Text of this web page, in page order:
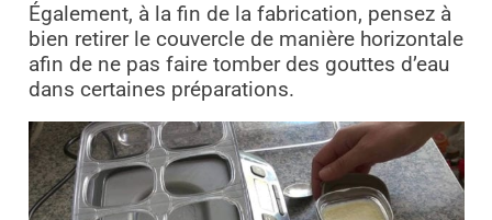
Également, à la fin de la fabrication, pensez à
bien retirer le couvercle de manière horizontale
afin de ne pas faire tomber des gouttes d’eau
dans certaines préparations.